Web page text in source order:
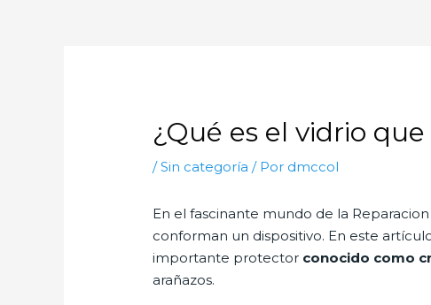
¿Qué es el vidrio
/Sin categoría / Por dmccol
En el fascinante mundo de la
conforman un dispositivo. En este
importante protector conocido como
arañazos.